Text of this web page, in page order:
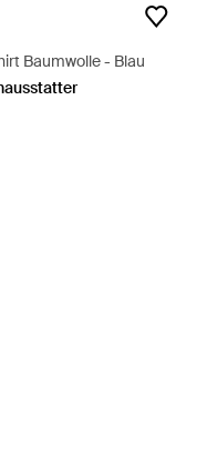
Baumwolle - Blau